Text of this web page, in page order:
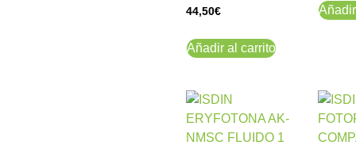
44,50€
Añadir al carrito